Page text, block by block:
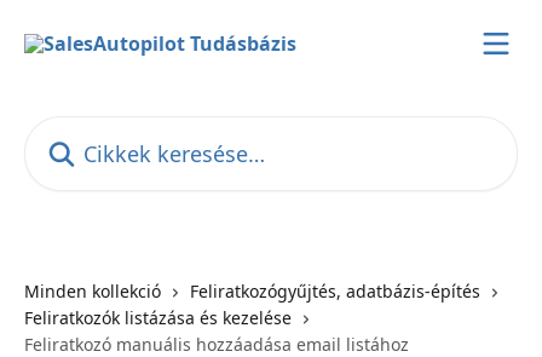
Minden kollekció
Feliratkozógyűjtés, adatbázis-építés
Feliratkozók listázása és kezelése
Feliratkozó manuális hozzáadása email listához